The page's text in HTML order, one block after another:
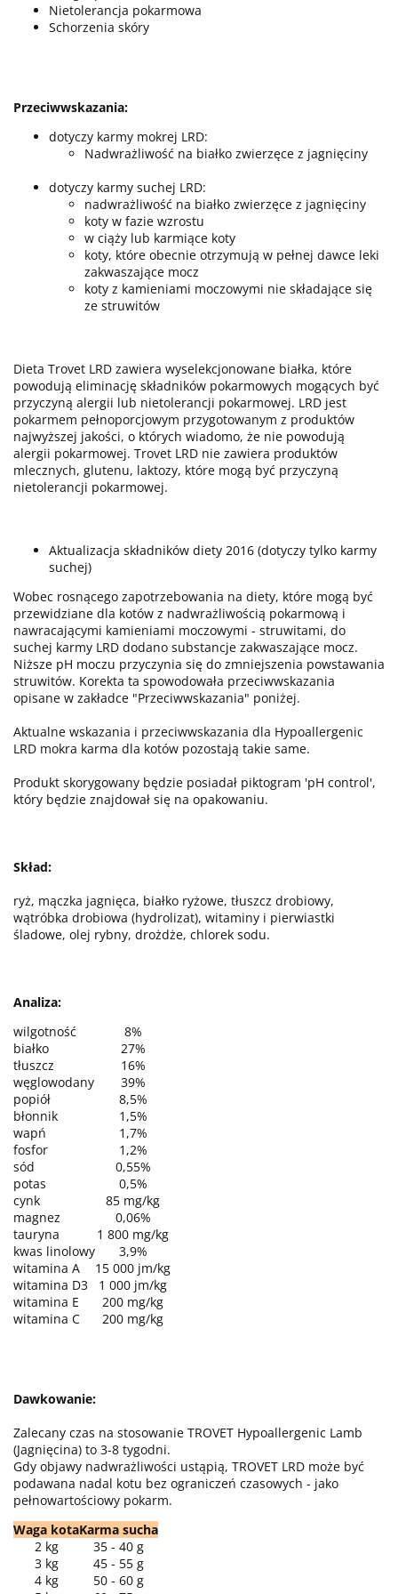
Nietolerancja pokarmowa
Schorzenia skóry
Przeciwwskazania:
dotyczy karmy mokrej LRD:
Nadwrażliwość na białko zwierzęce z jagnięciny
dotyczy karmy suchej LRD:
nadwrażliwość na białko zwierzęce z jagnięciny
koty w fazie wzrostu
w ciąży lub karmiące koty
koty, które obecnie otrzymują w pełnej dawce leki
zakwaszające mocz
koty z kamieniami moczowymi nie składające się
ze struwitów
Dieta Trovet LRD zawiera wyselekcjonowane białka, które
powodują eliminację składników pokarmowych mogących być
przyczyną alergii lub nietolerancji pokarmowej. LRD jest
pokarmem pełnoporcjowym przygotowanym z produktów
najwyższej jakości, o których wiadomo, że nie powodują
alergii pokarmowej. Trovet LRD nie zawiera produktów
mlecznych, glutenu, laktozy, które mogą być przyczyną
nietolerancji pokarmowej.
Aktualizacja składników diety 2016 (dotyczy tylko karmy
suchej)
Wobec rosnącego zapotrzebowania na diety, które mogą być
przewidziane dla kotów z nadwrażliwością pokarmową i
nawracającymi kamieniami moczowymi - struwitami, do
suchej karmy LRD dodano substancje zakwaszające mocz.
Niższe pH moczu przyczynia się do zmniejszenia powstawania
struwitów. Korekta ta spowodowała przeciwwskazania
opisane w zakładce "Przeciwwskazania" poniżej.
Aktualne wskazania i przeciwwskazania dla Hypoallergenic
LRD mokra karma dla kotów pozostają takie same.
Produkt skorygowany będzie posiadał piktogram 'pH control',
który będzie znajdował się na opakowaniu.
Skład:
ryż, mączka jagnięca, białko ryżowe, tłuszcz drobiowy,
wątróbka drobiowa (hydrolizat), witaminy i pierwiastki
śladowe, olej rybny, drożdże, chlorek sodu.
Analiza:
wilgotność
8%
białko
27%
tłuszcz
16%
węglowodany
39%
popiół
8,5%
błonnik
1,5%
wapń
1,7%
fosfor
1,2%
sód
0,55%
potas
0,5%
cynk
85 mg/kg
magnez
0,06%
tauryna
1 800 mg/kg
kwas linolowy
3,9%
witamina A
15 000 jm/kg
witamina D3
1 000 jm/kg
witamina E
200 mg/kg
witamina C
200 mg/kg
Dawkowanie:
Zalecany czas na stosowanie TROVET Hypoallergenic Lamb
(Jagnięcina) to 3-8 tygodni.
Gdy objawy nadwrażliwości ustąpią, TROVET LRD może być
podawana nadal kotu bez ograniczeń czasowych - jako
pełnowartościowy pokarm.
Waga kotaKarma sucha
2 kg
35 - 40 g
3 kg
45 - 55 g
4 kg
50 - 60 g